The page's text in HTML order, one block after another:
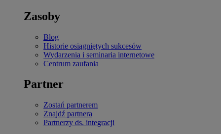
Zasoby
Blog
Historie osiągniętych sukcesów
Wydarzenia i seminaria internetowe
Centrum zaufania
Partner
Zostań partnerem
Znajdź partnera
Partnerzy ds. integracji